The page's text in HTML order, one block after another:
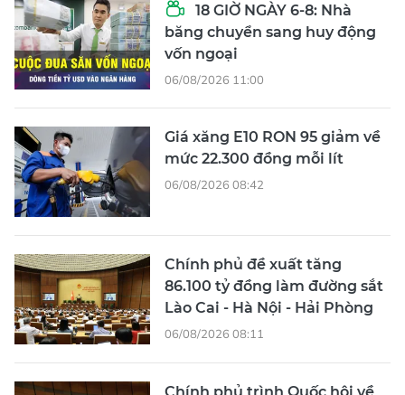
18 GIỜ NGÀY 6-8: Nhà
băng chuyển sang huy động
vốn ngoại
06/08/2026 11:00
Giá xăng E10 RON 95 giảm về
mức 22.300 đồng mỗi lít
06/08/2026 08:42
Chính phủ đề xuất tăng
86.100 tỷ đồng làm đường sắt
Lào Cai - Hà Nội - Hải Phòng
06/08/2026 08:11